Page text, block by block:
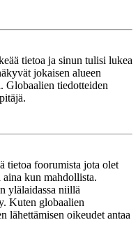
tietoa ja sinun tulisi lukea
jokaisen alueen
Globaalien tiedotteiden
tietoa foorumista jota olet
kun mahdollista.
ylälaidassa niillä
Kuten globaalien
lähettämisen oikeudet antaa